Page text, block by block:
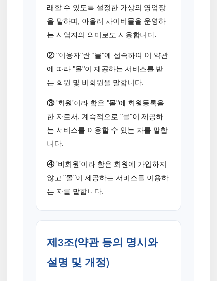
래할 수 있도록 설정한 가상의 영업장
을 말하며, 아울러 사이버몰을 운영하
는 사업자의 의미로도 사용합니다.
②"이용자"란 "몰"에 접속하여 이 약관
에 따라 "몰"이 제공하는 서비스를 받
는 회원 및 비회원을 말합니다.
③'회원'이라 함은 "몰"에 회원등록을
한 자로서, 계속적으로 "몰"이 제공하
는 서비스를 이용할 수 있는 자를 말합
니다.
④'비회원'이라 함은 회원에 가입하지
않고 "몰"이 제공하는 서비스를 이용하
는 자를 말합니다.
제3조(약관 등의 명시와
설명 및 개정)